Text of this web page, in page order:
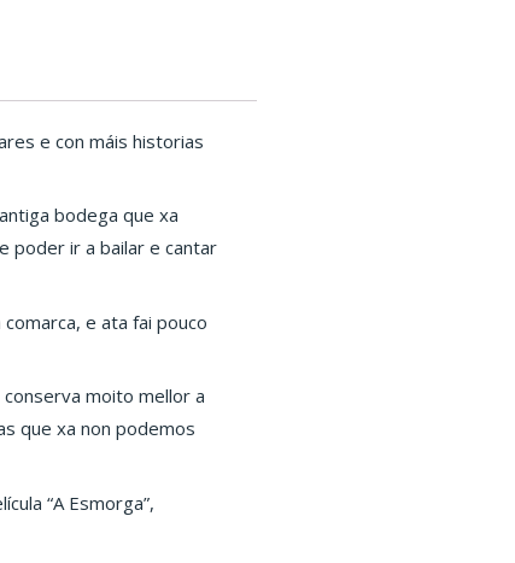
e con máis historias
bodega que xa
poder ir a bailar e cantar
e ata fai pouco
moito mellor a
que xa non podemos
“A Esmorga”,